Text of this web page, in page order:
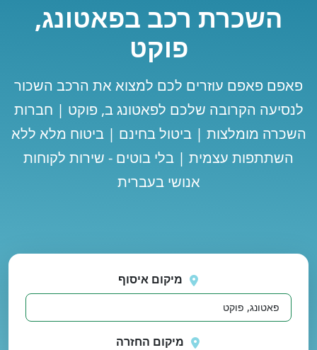
השכרת רכב בפאטונג,
פוקט
פאפם פאפם עוזרים לכם למצוא את הרכב השכור
לנסיעה הקרובה שלכם לפאטונג ב, פוקט | חברות
השכרה מומלצות | ביטול בחינם | ביטוח מלא ללא
השתתפות עצמית | בלי בוטים - שירות לקוחות
אנושי בעברית
שוב
מיקום איסוף
מיקום החזרה